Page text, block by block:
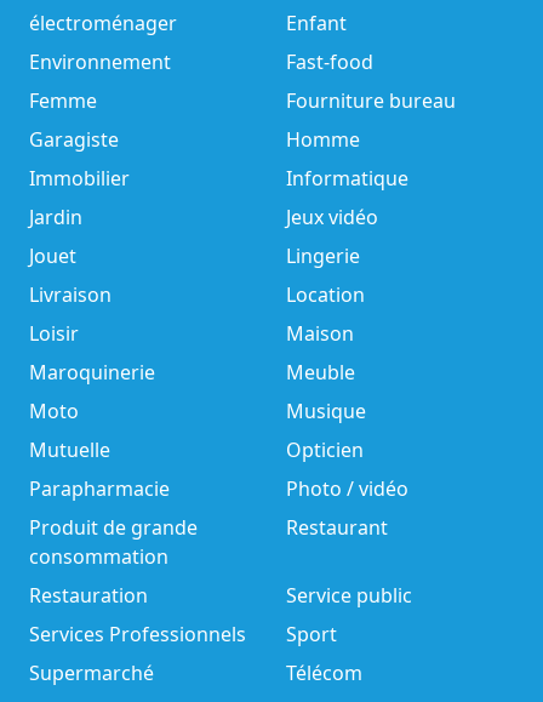
électroménager
Enfant
Environnement
Fast-food
Femme
Fourniture bureau
Garagiste
Homme
Immobilier
Informatique
Jardin
Jeux vidéo
Jouet
Lingerie
Livraison
Location
Loisir
Maison
Maroquinerie
Meuble
Moto
Musique
Mutuelle
Opticien
Parapharmacie
Photo / vidéo
Produit de grande
consommation
Restaurant
Restauration
Service public
Services Professionnels
Sport
Supermarché
Télécom